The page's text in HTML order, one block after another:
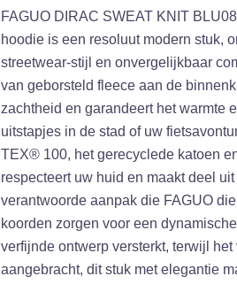
FAGUO DIRAC SWEAT KNIT
hoodie is een resoluut modern stuk,
streetwear-stijl en onvergelijkbaar
van geborsteld fleece aan de
zachtheid en garandeert het warmte
uitstapjes in de stad of uw
TEX® 100, het gerecyclede katoen
respecteert uw huid en maakt deel
verantwoorde aanpak die FAGUO
koorden zorgen voor een
verfijnde ontwerp versterkt, terwijl
aangebracht, dit stuk met elegantie